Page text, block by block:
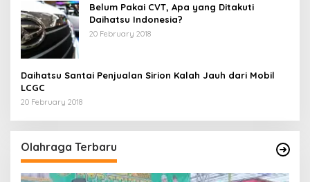
Belum Pakai CVT, Apa yang Ditakuti
Daihatsu Indonesia?
20 February 2018
Daihatsu Santai Penjualan Sirion Kalah Jauh dari Mobil
LCGC
20 February 2018
Olahraga Terbaru